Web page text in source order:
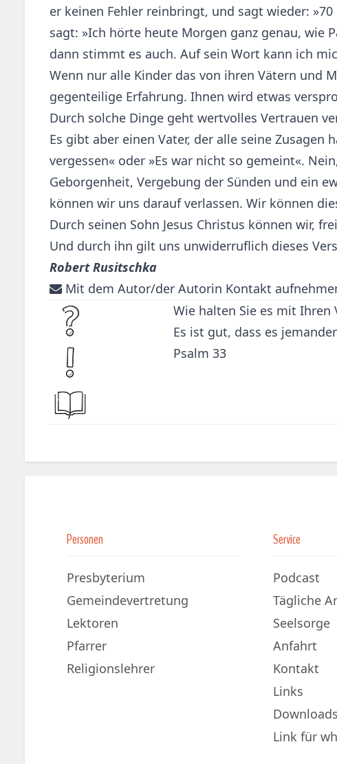
er keinen Fehler reinbringt, und sagt wieder:
sagt: »Ich hörte heute Morgen ganz genau, wie
dann stimmt es auch. Auf sein Wort kann ich
Wenn nur alle Kinder das von ihren Vätern und
gegenteilige Erfahrung. Ihnen wird etwas
Durch solche Dinge geht wertvolles Vertrauen
Es gibt aber einen Vater, der alle seine
vergessen« oder »Es war nicht so gemeint«.
Geborgenheit, Vergebung der Sünden und ein
können wir uns darauf verlassen. Wir können
Durch seinen Sohn Jesus Christus können wir,
Und durch ihn gilt uns unwiderruflich dieses
Robert Rusitschka
Mit dem Autor/der Autorin Kontakt
Wie halten Sie es mit Ihren
Es ist gut, dass es
Psalm 33
Personen
Presbyterium
Gemeindevertretung
Lektoren
Pfarrer
Religionslehrer
Service
Podcast
Tägliche
Seelsorge
Anfahrt
Kontakt
Links
Downloads
Link für